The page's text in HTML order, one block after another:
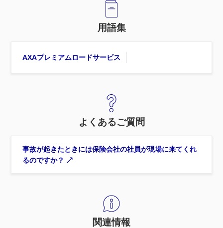
用語集
AXAプレミアムロードサービス
よくあるご質問
事故が起きたときには保険会社の社員が現場に来てくれ
るのですか？
関連情報